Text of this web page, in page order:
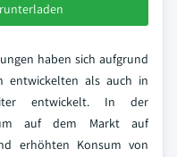
haben sich aufgrund
entwickelten als auch in
entwickelt. In der
auf dem Markt auf
erhöhten Konsum von